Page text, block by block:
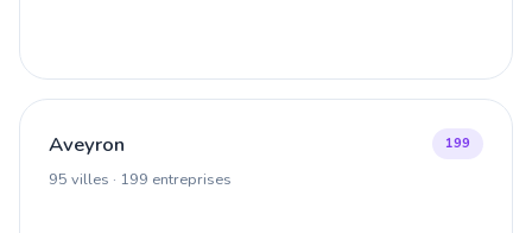
Aveyron
95 villes · 199 entreprises
199